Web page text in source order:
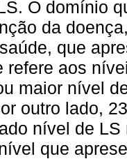
O domínio
da
que
refere aos
maior nível
outro lado,
nível de
que